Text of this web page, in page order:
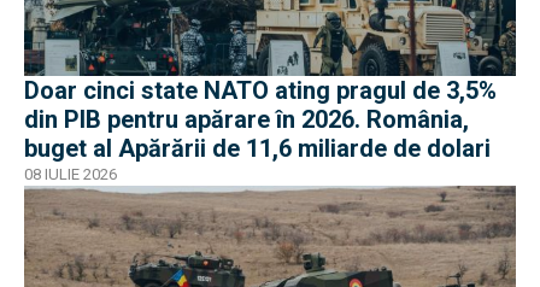
Doar cinci state NATO ating pragul de 3,5%
din PIB pentru apărare în 2026. România,
buget al Apărării de 11,6 miliarde de dolari
08 IULIE 2026